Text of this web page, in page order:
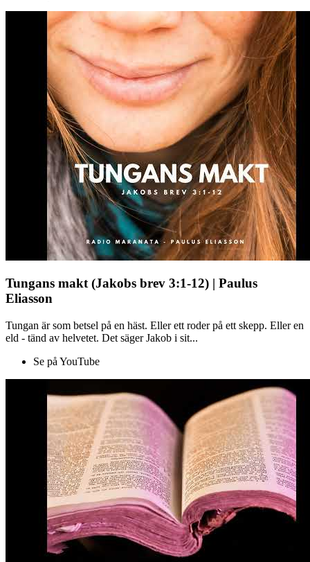
Tungans makt (Jakobs brev 3:1-12) | Paulus
Eliasson
Tungan är som betsel på en häst. Eller ett roder på ett skepp. Eller en
eld - tänd av helvetet. Det säger Jakob i sit...
Se på YouTube